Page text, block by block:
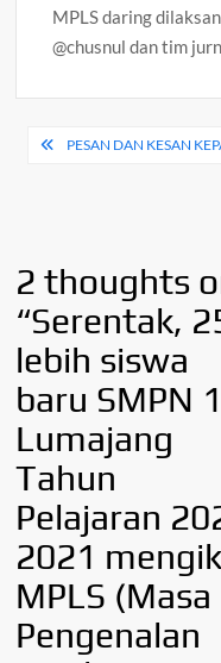
MPLS daring
@chusnul dan tim
Navigasi
PESAN DAN KESAN
2 thoughts
“Serentak,
lebih siswa
baru SMPN 1
Lumajang
Tahun
Pelajaran
2021
MPLS (Masa
Pengenalan